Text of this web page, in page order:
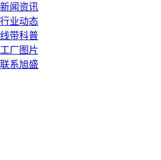
新闻资讯
行业动态
线带科普
工厂图片
联系旭盛